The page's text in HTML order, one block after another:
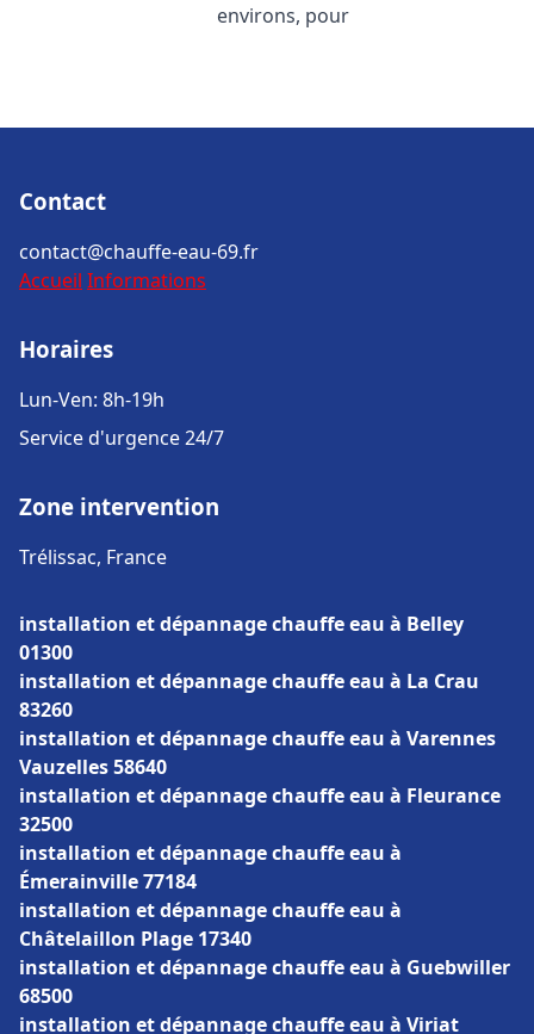
environs, pour
Contact
contact@chauffe-eau-69.fr
Accueil Informations
Horaires
Lun-Ven: 8h-19h
Service d'urgence 24/7
Zone intervention
Trélissac, France
installation et dépannage chauffe eau à Belley
01300
installation et dépannage chauffe eau à La Crau
83260
installation et dépannage chauffe eau à Varennes
Vauzelles 58640
installation et dépannage chauffe eau à Fleurance
32500
installation et dépannage chauffe eau à
Émerainville 77184
installation et dépannage chauffe eau à
Châtelaillon Plage 17340
installation et dépannage chauffe eau à Guebwiller
68500
installation et dépannage chauffe eau à Viriat